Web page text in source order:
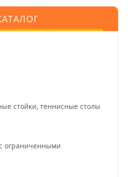
стойки, теннисные столы
ограниченными